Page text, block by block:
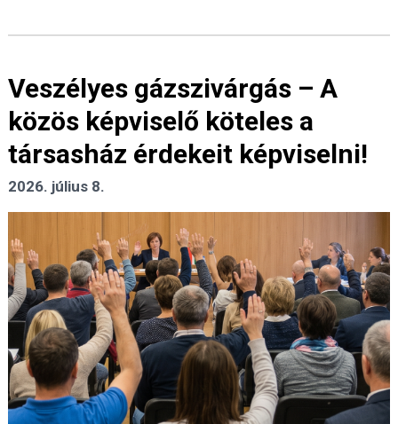
Veszélyes gázszivárgás – A
közös képviselő köteles a
társasház érdekeit képviselni!
2026. július 8.